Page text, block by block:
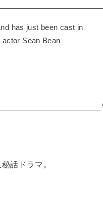
has just been cast in
Sean Bean
話ドラマ。